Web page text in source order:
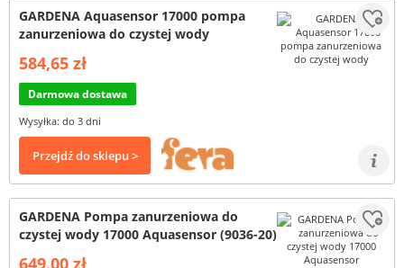
GARDENA Aquasensor 17000 pompa
zanurzeniowa do czystej wody
584,65 zł
Darmowa dostawa
Wysyłka: do 3 dni
Przejdź do sklepu >
GARDENA Pompa zanurzeniowa do
czystej wody 17000 Aquasensor (9036-20)
649,00 zł